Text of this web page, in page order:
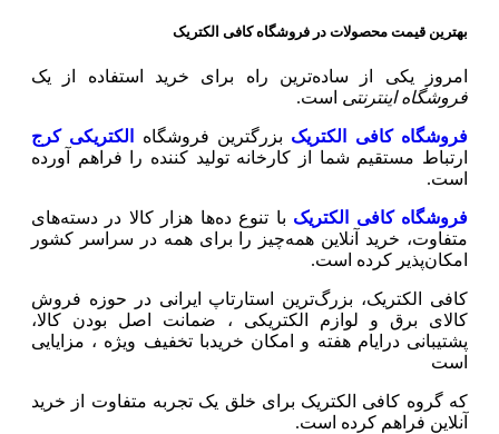
بهترین قیمت محصولات در فروشگاه کافی الکتریک
امروز یکی از ساده‌ترین راه برای خرید استفاده از یک
فروشگاه اینترنتی است.
فروشگاه کافی الکتریک بزرگترین فروشگاه
الکتریکی کرج
ارتباط مستقیم شما از کارخانه تولید کننده را فراهم آورده
است.
فروشگاه کافی الکتریک با تنوع ده‌ها هزار کالا در دسته‌های
متفاوت، خرید آنلاین همه‌چیز را برای همه در سراسر کشور
امکان‌پذیر کرده است.
کافی الکتریک، بزرگ‌ترین استارتاپ ایرانی در حوزه فروش
کالای برق و لوازم الکتریکی ،‌ ضمانت اصل بودن کالا،
پشتیبانی درایام هفته و امکان خریدبا تخفیف ویژه ، مزایایی
است
که گروه کافی الکتریک برای خلق یک تجربه متفاوت از خرید
آنلاین فراهم کرده است.